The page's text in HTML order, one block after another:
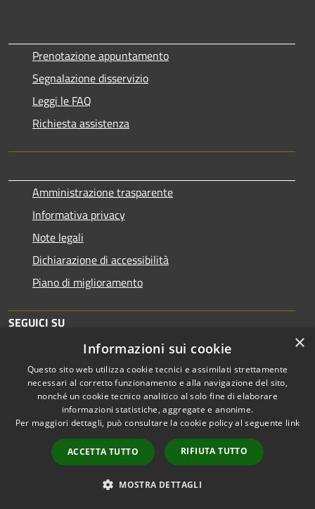
Prenotazione appuntamento
Segnalazione disservizio
Leggi le FAQ
Richiesta assistenza
Amministrazione trasparente
Informativa privacy
Note legali
Dichiarazione di accessibilità
Piano di miglioramento
SEGUICI SU
RSS
Accessibilità
Copyright © 2026 • Comune di
Municipium•
Accesso
redazione
×
Informazioni sui cookie
Questo sito web utilizza cookie tecnici e assimilati strettamente
necessari al corretto funzionamento e alla navigazione del sito,
nonché un cookie tecnico analitico al solo fine di elaborare
informazioni statistiche, aggregate e anonime.
Per maggiori dettagli, può consultare la cookie policy al seguente link
ACCETTA TUTTO RIFIUTA TUTTO
MOSTRA DETTAGLI